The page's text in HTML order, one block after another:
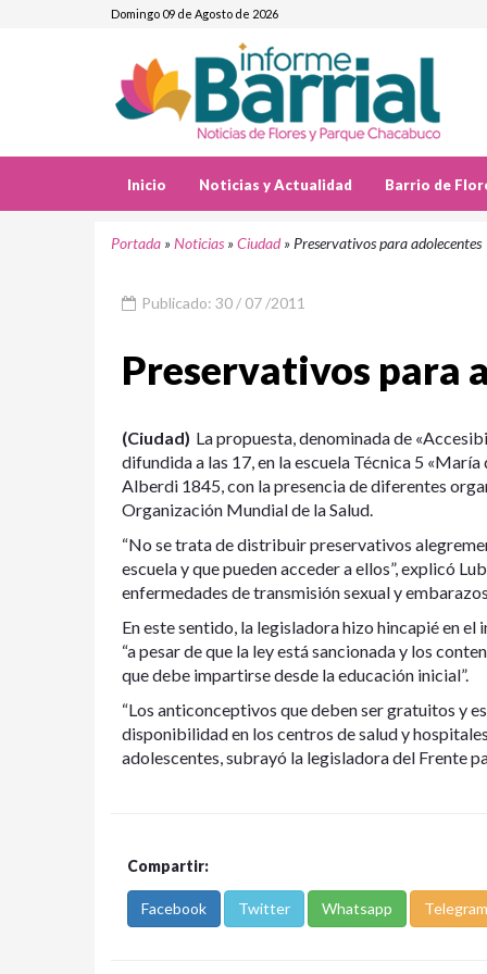
Domingo 09 de Agosto de 2026
Inicio Noticias y Actualidad Barrio de
Portada »Noticias »Ciudad» Preservativos para adolecentes
Publicado: 30 / 07 /2011
Preservativos para
(Ciudad) La propuesta, denominada de
difundida a las 17, en la escuela Técnica 5
Alberdi 1845, con la presencia de diferentes
Organización Mundial de la Salud.
“No se trata de distribuir preservativos
escuela y que pueden acceder a ellos”, explicó
enfermedades de transmisión sexual y
En este sentido, la legisladora hizo hincapié en
“a pesar de que la ley está sancionada y los
que debe impartirse desde la educación inicial”.
“Los anticonceptivos que deben ser gratuitos y
disponibilidad en los centros de salud y
adolescentes, subrayó la legisladora del Frente
Compartir:
Facebook Twitter Whatsapp Telegram